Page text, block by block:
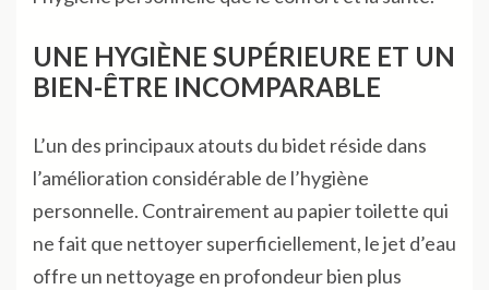
UNE HYGIÈNE SUPÉRIEURE ET UN
BIEN-ÊTRE INCOMPARABLE
L’un des principaux atouts du bidet réside dans
l’amélioration considérable de l’hygiène
personnelle. Contrairement au papier toilette qui
ne fait que nettoyer superficiellement, le jet d’eau
offre un nettoyage en profondeur bien plus